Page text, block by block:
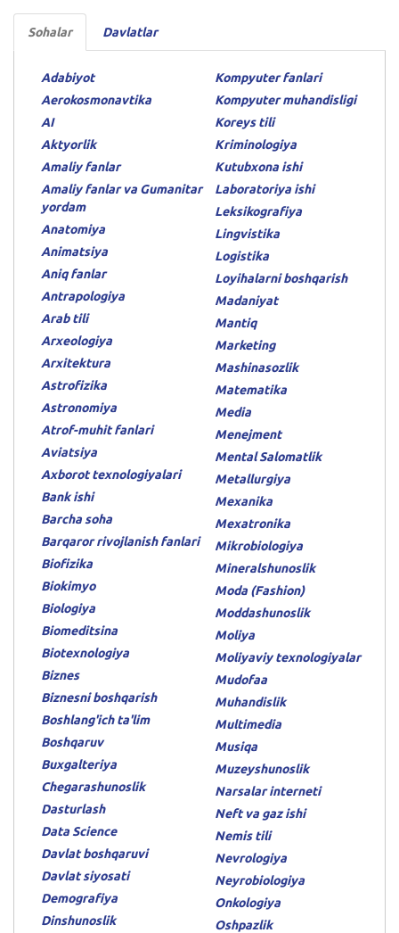
Sohalar Davlatlar
Adabiyot
Aerokosmonavtika
AI
Aktyorlik
Amaliy fanlar
Amaliy fanlar va Gumanitar
yordam
Anatomiya
Animatsiya
Aniq fanlar
Antrapologiya
Arab tili
Arxeologiya
Arxitektura
Astrofizika
Astronomiya
Atrof-muhit fanlari
Aviatsiya
Axborot texnologiyalari
Bank ishi
Barcha soha
Barqaror rivojlanish fanlari
Biofizika
Biokimyo
Biologiya
Biomeditsina
Biotexnologiya
Biznes
Biznesni boshqarish
Boshlang'ich ta'lim
Boshqaruv
Buxgalteriya
Chegarashunoslik
Dasturlash
Data Science
Davlat boshqaruvi
Davlat siyosati
Demografiya
Dinshunoslik
Kompyuter fanlari
Kompyuter muhandisligi
Koreys tili
Kriminologiya
Kutubxona ishi
Laboratoriya ishi
Leksikografiya
Lingvistika
Logistika
Loyihalarni boshqarish
Madaniyat
Mantiq
Marketing
Mashinasozlik
Matematika
Media
Menejment
Mental Salomatlik
Metallurgiya
Mexanika
Mexatronika
Mikrobiologiya
Mineralshunoslik
Moda (Fashion)
Moddashunoslik
Moliya
Moliyaviy texnologiyalar
Mudofaa
Muhandislik
Multimedia
Musiqa
Muzeyshunoslik
Narsalar interneti
Neft va gaz ishi
Nemis tili
Nevrologiya
Neyrobiologiya
Onkologiya
Oshpazlik